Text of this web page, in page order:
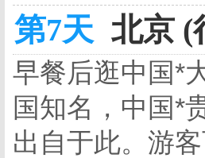
第7天 北京 (
早餐后逛中国*
国知名，中国*
出自于此。游